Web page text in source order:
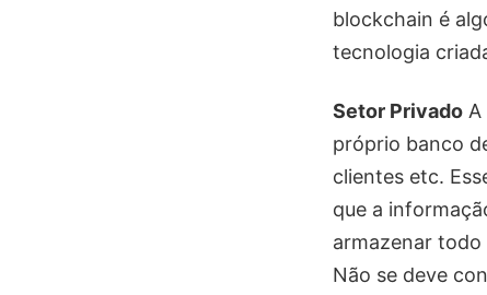
blockchain é
tecnologia
Setor Privado
próprio banco
clientes etc.
que a
armazenar
Não se deve